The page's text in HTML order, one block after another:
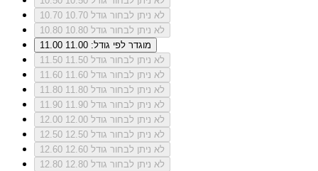
10.70
לא ניתן לבחור גודל 10.70
10.80
לא ניתן לבחור גודל 10.80
11.00
מוגדר לפי גודל: 11.00
11.50
לא ניתן לבחור גודל 11.50
11.60
לא ניתן לבחור גודל 11.60
11.80
לא ניתן לבחור גודל 11.80
11.90
לא ניתן לבחור גודל 11.90
12.00
לא ניתן לבחור גודל 12.00
12.50
לא ניתן לבחור גודל 12.50
12.60
לא ניתן לבחור גודל 12.60
12.80
לא ניתן לבחור גודל 12.80